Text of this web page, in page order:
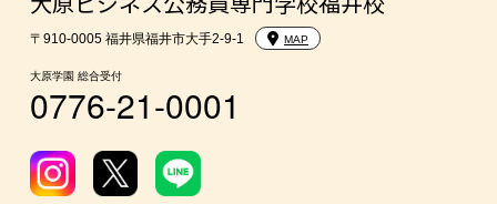
〒910-0005 福井県福井市大手2-9-1 MAP
大原学園 総合受付
0776-21-0001